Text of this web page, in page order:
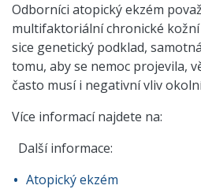
Odborníci atopický ekzém
multifaktoriální chronické
sice genetický podklad,
tomu, aby se nemoc projevila,
často musí i negativní vliv
Více informací najdete na:
Další informace:
Atopický ekzém